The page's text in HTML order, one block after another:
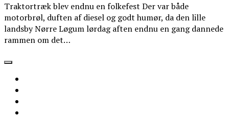
Traktortræk blev endnu en folkefest Der var både
motorbrøl, duften af diesel og godt humør, da den lille
landsby Nørre Løgum lørdag aften endnu en gang dannede
rammen om det…